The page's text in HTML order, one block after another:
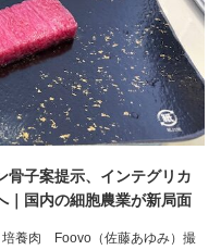
骨子案提示、インテグリカ
｜国内の細胞農業が新局面
培養肉 Foovo（佐藤あゆみ）撮